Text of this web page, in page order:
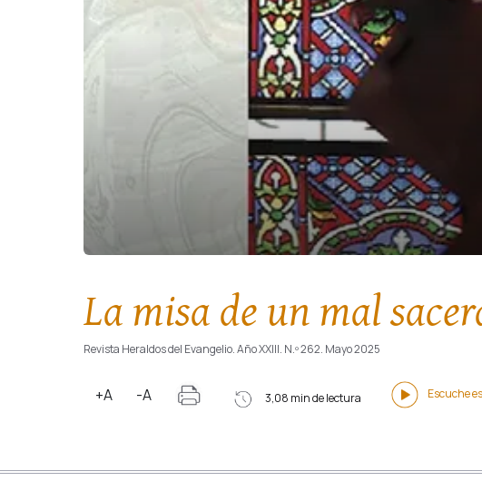
La misa de un mal
Revista Heraldos del Evangelio. Año XXIII. N.º 262. Mayo 2025
+A -A 3,08 min de lectura Escuche